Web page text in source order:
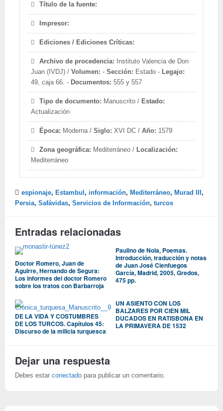
Título de la fuente:
Impresor:
Ediciones / Ediciones Críticas:
Archivo de procedencia:
Instituto Valencia de Don
Juan (IVDJ) /Volumen: -Sección: Estado - Legajo:
49, caja 66. - Documentos: 555 y 557
Tipo de documento: Manuscrito / Estado:
Actualización
Época: Moderna /Siglo: XVI DC /Año: 1579
Zona geográfica: Mediterráneo / Localización:
Mediterráneo
espionaje, Estambul , información, Mediterráneo, Murad III ,
Persia, Safávidas, Servicios de Información, turcos
Entradas relacionadas
Doctor Romero, Juan de
Aguirre, Hernando de Segura:
Los informes del doctor Romero
sobre los tratos con Barbarroja
Paulino de Nola, Poemas.
Introducción, traducción y notas
de Juan José Cienfuegos
García, Madrid, 2005, Gredos,
475 pp.
DE LA VIDA Y COSTUMBRES
DE LOS TURCOS. Capítulos 45:
Discurso de la milicia turquesca
UN ASIENTO CON LOS
BALZARES POR CIEN MIL
DUCADOS EN RATISBONA EN
LA PRIMAVERA DE 1532
Dejar una respuesta
Debes estar conectado para publicar un comentario.